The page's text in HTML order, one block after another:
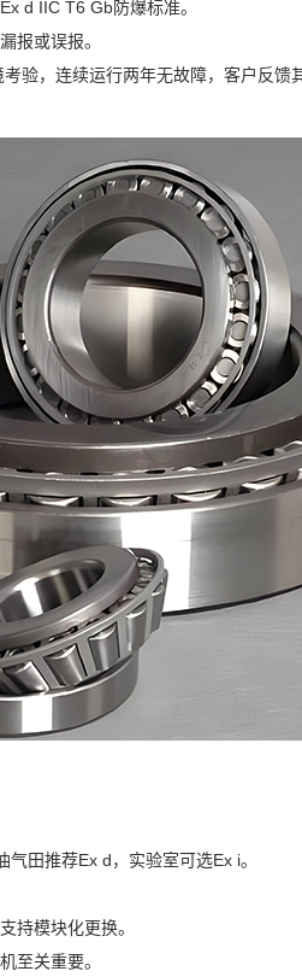
d IIC T6 Gb防爆标准。
报或误报。
验，连续运行两年无故障，客户反馈
田推荐Ex d，实验室可选Ex i。
持模块化更换。
至关重要。